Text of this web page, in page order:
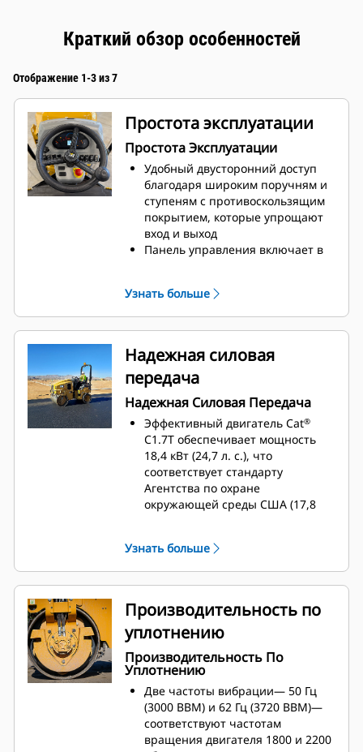
Краткий обзор особенностей
Отображение 1-3 из 7
Простота эксплуатации
Простота Эксплуатации
Удобный двусторонний доступ
благодаря широким поручням и
ступеням с противоскользящим
покрытием, которые упрощают
вход и выход
Панель управления включает в
счетчик моточасов, датчик
температуры охлаждающей
жидкости двигателя, а также
индикаторы для
информирования оператора
Прочные кулисные
переключатели позволяют легко
настроить частоту вращения
двигателя, выбрать
вибрационный валец,
активировать стояночный
тормоз, подсветку и
дополнительный
Частота вращения двигателя
настраивается с помощью
переключателя мгновенного
действия, позволяющего
выбрать низкую, среднюю или
высокую скорость
Дополнительные механизмы
регулировки сиденья с боковым
и продольным перемещением, а
также два ходовых рычага
обеспечивают хорошую
видимость с обеих сторон
машины
Узнать больше
Надежная силовая
передача
Надежная Силовая Передача
Эффективный двигатель Cat®
C1.7T обеспечивает мощность
18,4 кВт (24,7 л. с.), что
соответствует стандарту
Агентства по охране
окружающей среды США (17,8
прогрева предотвращает
активацию системы вибрации и
снижает обороты двигателя на
не достигнет 10º C (50º F)
Функция автоматического
отключения двигателя на
холостом ходу активируется по
умолчанию через 30 минут,
время отключения можно
настроить в программе CAT
Electronic Technician (Cat ET)​
Максимальный преодолеваемый
Узнать больше
Производительность по
уплотнению
Производительность По
Уплотнению
Две частоты вибрации— 50 Гц
(3000 ВВМ) и 62 Гц (3720 ВВМ)—
соответствуют частотам
вращения двигателя 1800 и 2200